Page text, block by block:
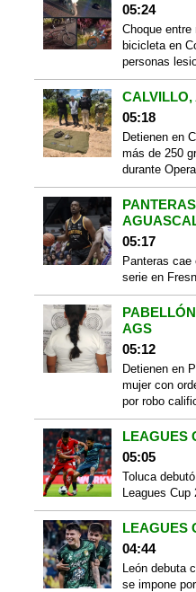
05:24
Choque
bicicleta en
personas
CALVILLO,
05:18
Detienen en
más de 250
durante
05:17
Panteras cae
serie en
AGS
05:12
Detienen en
mujer con
por robo
LEAGUES
05:05
Toluca
Leagues Cup
LEAGUES
04:44
León debuta
se impone